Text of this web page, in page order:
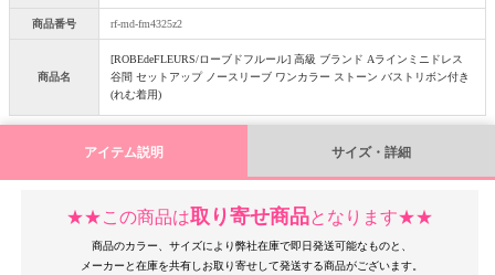
商品番号 rf-md-fm4325z2
商品名
[ROBEdeFLEURS/ローブドフルール] 高級 ブランド Aラインミニドレス
谷間 セットアップ ノースリーブ ワンカラー ストーン バストリボン付き
(れむ着用)
アイテム説明 サイズ・詳細
★★この商品は取り寄せ商品となります★★
商品のカラー、サイズにより弊社在庫で即日発送可能なものと、
メーカーと在庫を共有しお取り寄せして発送する商品がございます。